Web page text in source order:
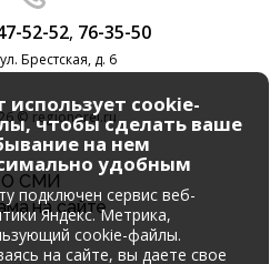
52-52, 76-35-50
Брестская, д. 6
© regionorel.ru
О СМИ
на сайте
использует cookie-
чтобы сделать ваше
на нем
удобным
подключен сервис веб-
Яндекс. Метрика,
cookie-файлы.
на сайте, вы даете свое